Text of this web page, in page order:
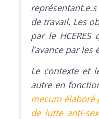
de travail. Les
par le
l’avance par les
Le contexte et
autre en
mecum élaboré
de lutte anti-